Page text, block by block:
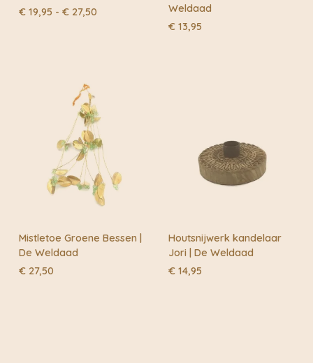
€ 19,95 - € 27,50
Weldaad
€ 13,95
Mistletoe Groene Bessen |
De Weldaad
€ 27,50
Houtsnijwerk kandelaar
Jori | De Weldaad
€ 14,95